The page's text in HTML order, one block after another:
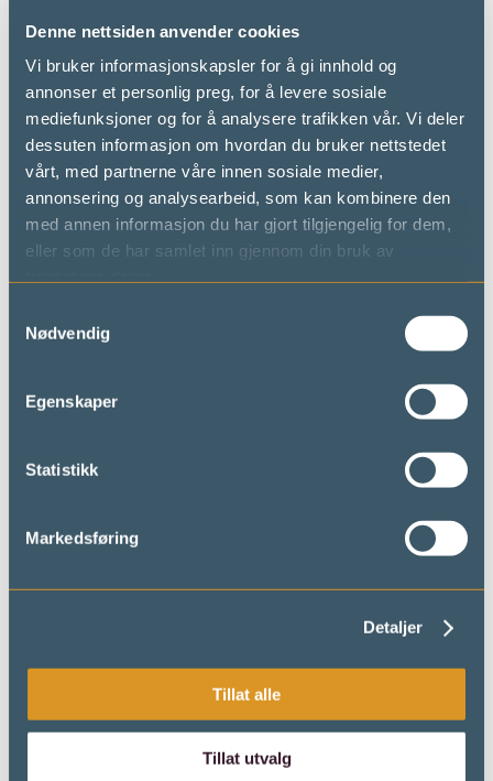
Denne nettsiden anvender cookies
Vi bruker informasjonskapsler for å gi innhold og
annonser et personlig preg, for å levere sosiale
mediefunksjoner og for å analysere trafikken vår. Vi deler
dessuten informasjon om hvordan du bruker nettstedet
vårt, med partnerne våre innen sosiale medier,
annonsering og analysearbeid, som kan kombinere den
med annen informasjon du har gjort tilgjengelig for dem,
eller som de har samlet inn gjennom din bruk av
Nødvendig
Egenskaper
Statistikk
Markedsføring
Detaljer
Tillat alle
Tillat utvalg
Du er også hjertelig velkommen innom
en av bedriftene på fjellet for tips om
dagens tur!
Forespørsel langrennskurs
Spidsbergseter
guidet trugetur hos Venabu
Langrennsturer på
Forbundsfjell